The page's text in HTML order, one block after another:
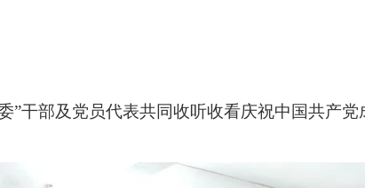
”干部及党员代表共同收听收看庆祝中国共产